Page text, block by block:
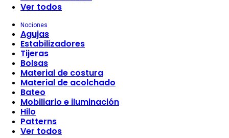
Ver todos
Nociones
Agujas
Estabilizadores
Tijeras
Bolsas
Material de costura
Material de acolchado
Bateo
Mobiliario e iluminación
Hilo
Patterns
Ver todos